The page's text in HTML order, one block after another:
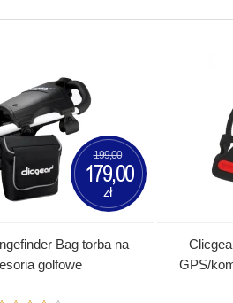
Bag torba na
golfowe
199,00
179,00
zł
GPS/